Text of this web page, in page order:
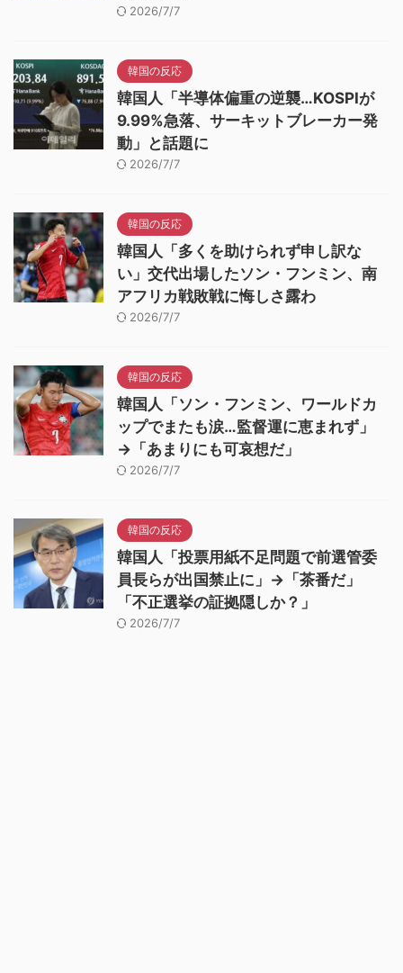
2026/7/7
韓国の反応
韓国人「半導体偏重の逆襲…KOSPIが
9.99%急落、サーキットブレーカー発
動」と話題に
2026/7/7
韓国の反応
韓国人「多くを助けられず申し訳な
い」交代出場したソン・フンミン、南
アフリカ戦敗戦に悔しさ露わ
2026/7/7
韓国の反応
韓国人「ソン・フンミン、ワールドカ
ップでまたも涙…監督運に恵まれず」
→「あまりにも可哀想だ」
2026/7/7
韓国の反応
韓国人「投票用紙不足問題で前選管委
員長らが出国禁止に」→「茶番だ」
「不正選挙の証拠隠しか？」
2026/7/7